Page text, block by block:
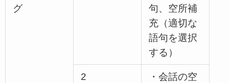
グ
句、空所補
充（適切な
語句を選択
する）
2
・会話の空